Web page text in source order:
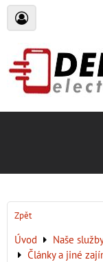
Zpět
Úvod Naše
Články a jiné